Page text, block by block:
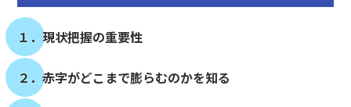
１．現状把握の重要性
２．赤字がどこまで膨らむのかを知る